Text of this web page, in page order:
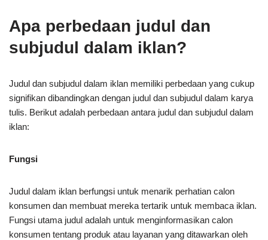
Apa perbedaan judul dan
subjudul dalam iklan?
Judul dan subjudul dalam iklan memiliki perbedaan yang cukup
signifikan dibandingkan dengan judul dan subjudul dalam karya
tulis. Berikut adalah perbedaan antara judul dan subjudul dalam
iklan:
Fungsi
Judul dalam iklan berfungsi untuk menarik perhatian calon
konsumen dan membuat mereka tertarik untuk membaca iklan.
Fungsi utama judul adalah untuk menginformasikan calon
konsumen tentang produk atau layanan yang ditawarkan oleh